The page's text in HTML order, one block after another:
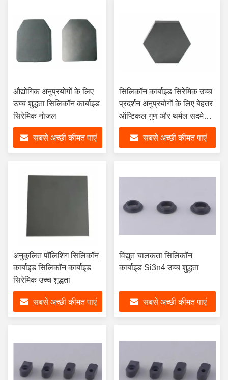
औद्योगिक अनुप्रयोगों के लिए
उच्च शुद्धता सिलिकॉन कार्बाइड
सिरेमिक नोजल
सबसे अच्छी कीमत पाएं
सिलिकॉन कार्बाइड सिरेमिक उच्च
प्रदर्शन अनुप्रयोगों के लिए बेहतर
ऑप्टिकल गुण और थर्मल सदमे
प्रतिरोध
सबसे अच्छी कीमत पाएं
अनुकूलित पॉलिशिंग सिलिकॉन
कार्बाइड सिलिकॉन कार्बाइड
सिरेमिक उच्च शुद्धता
सबसे अच्छी कीमत पाएं
विद्युत चालकता सिलिकॉन
कार्बाइड Si3n4 उच्च शुद्धता
सबसे अच्छी कीमत पाएं